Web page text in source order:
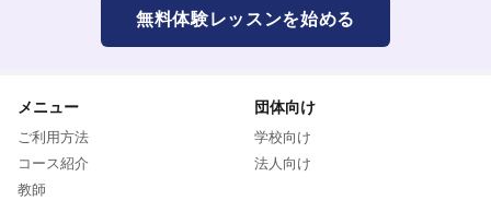
無料体験レッスンを始める
メニュー
ご利用方法
コース紹介
教師
団体向け
学校向け
法人向け